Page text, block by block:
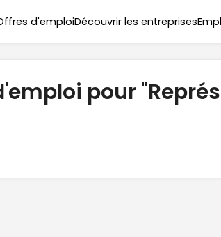
d'emploiDécouvrir les entreprises
pour